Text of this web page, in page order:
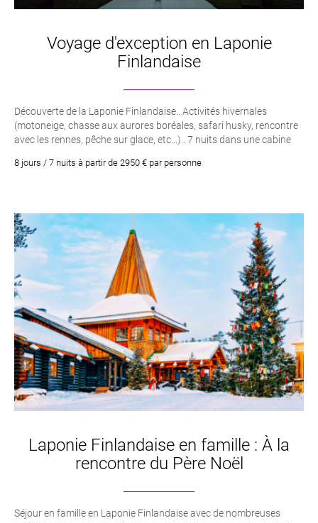
Voyage d'exception en Laponie
Finlandaise
Découverte de la Laponie Finlandaise.. Activités hivernales
(motoneige, chasse aux aurores boréales, safari husky, rencontre
avec les rennes, pêche sur glace, etc...).. 7 nuits dans une cabine
8 jours / 7 nuits à partir de 2950 € par personne
Laponie Finlandaise en famille : À la
rencontre du Père Noël
Séjour en famille en Laponie Finlandaise avec de nombreuses